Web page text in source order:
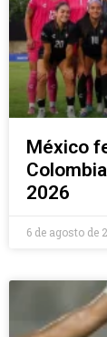
México
2026
6 de agosto de